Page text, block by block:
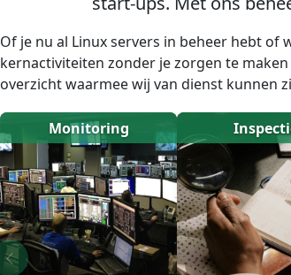
Of je nu al Linux servers in beheer hebt
kernactiviteiten zonder je zorgen te
overzicht waarmee wij van dienst kunnen
Monitoring